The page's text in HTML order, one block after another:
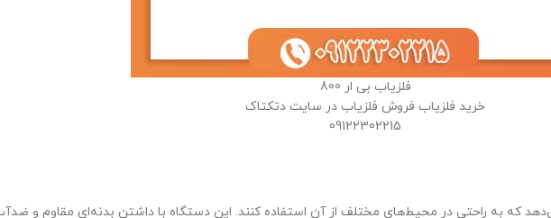
فلزیاب بی ار 800
خرید فلزیاب فروش فلزیاب در سایت دتکتاک
09122302215
که به راحتی در محیط‌های مختلف از آن استفاده کنند. این دستگاه با داشتن بدنه‌ای مقاوم و